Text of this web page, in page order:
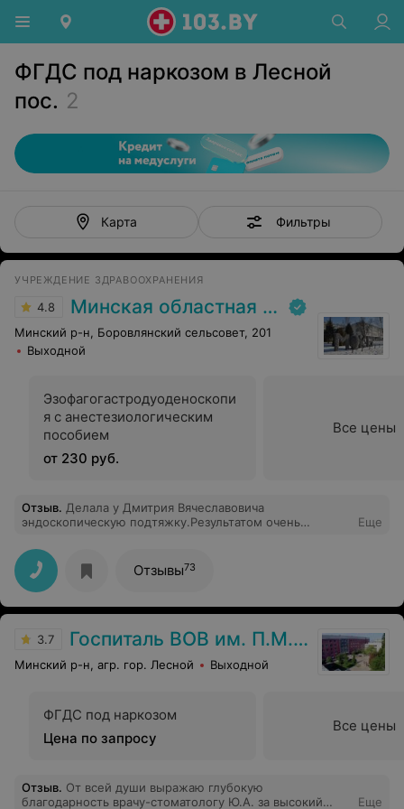
ФГДС под наркозом в Лесной
пос. 2
Карта Фильтры
УЧРЕЖДЕНИЕ ЗДРАВООХРАНЕНИЯ
4.8 Минская областная клиническая больница
Минский р-н, Боровлянский сельсовет, 201
Выходной
Эзофагогастродуоденоскопи
я с анестезиологическим
пособием
от 230 руб.
Все цены
Отзыв. Делала у Дмитрия Вячеславовича
эндоскопическую подтяжку.Результатом очень
человек!!Идеальное чувство юмора!!))
Еще
Отзывы73
3.7 Госпиталь ВОВ им. П.М. Машерова
Минский р-н, агр. гор. Лесной Выходной
ФГДС под наркозом
Цена по запросу
Все цены
Отзыв. От всей души выражаю глубокую
благодарность врачу-стоматологу Ю.А. за высокий
Еще